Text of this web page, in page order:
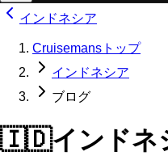
インドネシア
Cruisemansトップ
インドネシア
ブログ
🇮🇩インドネ